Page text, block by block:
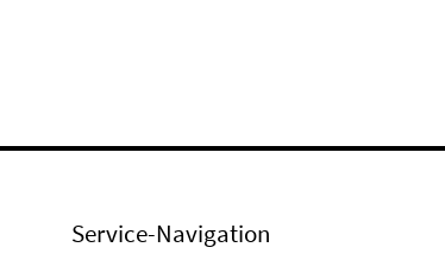
Service-Navigation